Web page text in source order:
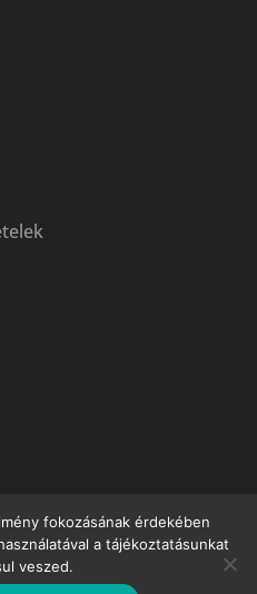
fokozásának érdekében
a tájékoztatásunkat
veszed.